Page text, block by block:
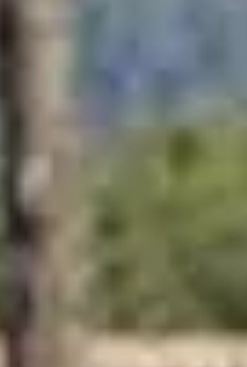
vin Sud Ouest
vin Val de Loire
vin Vallée du Rhône